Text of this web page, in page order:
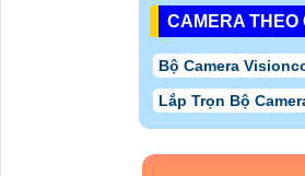
CAMERA THEO
Bộ Camera
Lắp Trọn Bộ